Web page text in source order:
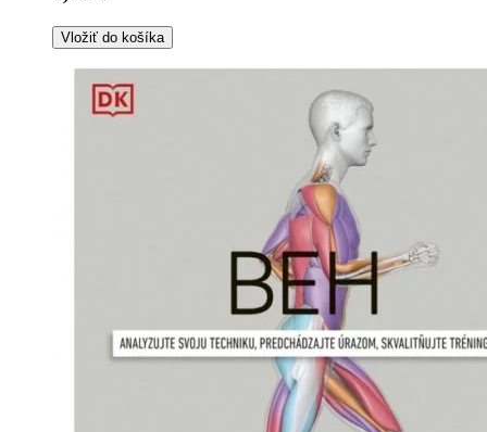
Vložiť do košíka